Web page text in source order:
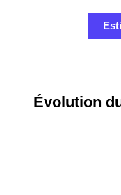
Évolution